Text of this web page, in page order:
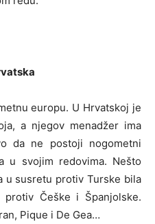
europu. U Hrvatskoj je
a njegov menadžer ima
da ne postoji nogometni
u svojim redovima. Nešto
u susretu protiv Turske bila
Češke i Španjolske.
Pique i De Gea…